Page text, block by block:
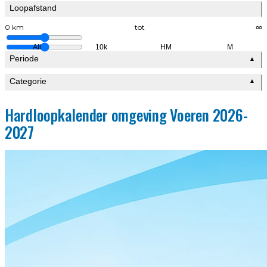
Loopafstand
0 km tot ∞
All 10k HM M
Periode ▲
Categorie ▲
Hardloopkalender omgeving Voeren 2026-
2027